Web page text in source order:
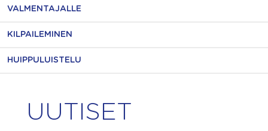
VALMENTAJALLE
KILPAILEMINEN
HUIPPULUISTELU
UUTISET